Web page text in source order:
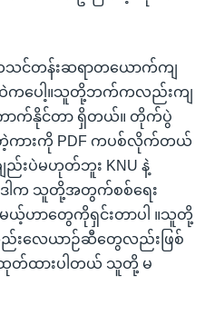
င်တန်းဆရာတယောက်ကျ
ထဲကပေါ့။သူတို့ဘက်ကလည်းကျ
ာက်နိုင်တာ ရှိတယ်။ တိုက်ပွဲ
ားကို PDF ကပစ်လိုက်တယ်
းပဲမဟုတ်ဘူး KNU နဲ့
ဒါက သူတို့အတွက်စစ်ရေး
ဟာတွေကိုရှင်းတာပါ ။သူတို့
လေယာဉ်ဆီတွေလည်းဖြစ်
ာထုတ်ထားပါတယ် သူတို့ မ